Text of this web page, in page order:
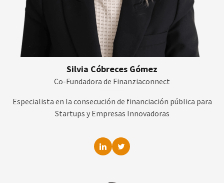
Silvia Cóbreces Gómez
Co-Fundadora de Finanziaconnect
Especialista en la consecución de financiación pública para
Startups y Empresas Innovadoras